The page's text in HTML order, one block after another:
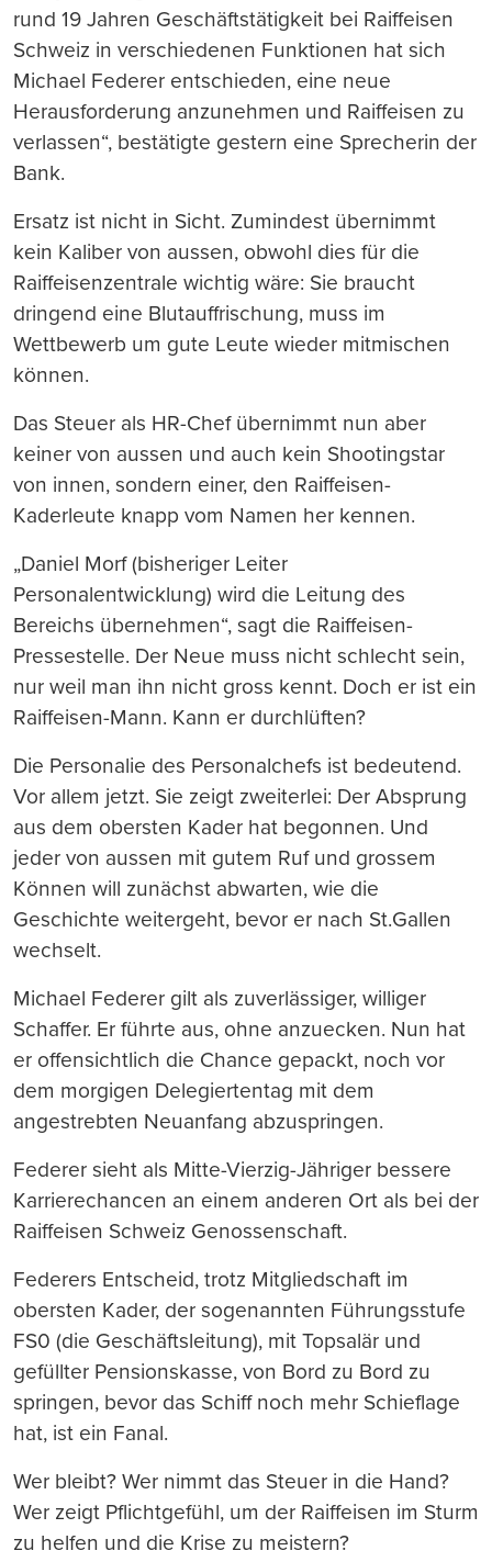
rund 19 Jahren Geschäftstätigkeit bei Raiffeisen
Schweiz in verschiedenen Funktionen hat sich
Michael Federer entschieden, eine neue
Herausforderung anzunehmen und Raiffeisen zu
verlassen“, bestätigte gestern eine Sprecherin der
Bank.
Ersatz ist nicht in Sicht. Zumindest übernimmt
kein Kaliber von aussen, obwohl dies für die
Raiffeisenzentrale wichtig wäre: Sie braucht
dringend eine Blutauffrischung, muss im
Wettbewerb um gute Leute wieder mitmischen
können.
Das Steuer als HR-Chef übernimmt nun aber
keiner von aussen und auch kein Shootingstar
von innen, sondern einer, den Raiffeisen-
Kaderleute knapp vom Namen her kennen.
„Daniel Morf (bisheriger Leiter
Personalentwicklung) wird die Leitung des
Bereichs übernehmen“, sagt die Raiffeisen-
Pressestelle. Der Neue muss nicht schlecht sein,
nur weil man ihn nicht gross kennt. Doch er ist ein
Raiffeisen-Mann. Kann er durchlüften?
Die Personalie des Personalchefs ist bedeutend.
Vor allem jetzt. Sie zeigt zweiterlei: Der Absprung
aus dem obersten Kader hat begonnen. Und
jeder von aussen mit gutem Ruf und grossem
Können will zunächst abwarten, wie die
Geschichte weitergeht, bevor er nach St.Gallen
wechselt.
Michael Federer gilt als zuverlässiger, williger
Schaffer. Er führte aus, ohne anzuecken. Nun hat
er offensichtlich die Chance gepackt, noch vor
dem morgigen Delegiertentag mit dem
angestrebten Neuanfang abzuspringen.
Federer sieht als Mitte-Vierzig-Jähriger bessere
Karrierechancen an einem anderen Ort als bei der
Raiffeisen Schweiz Genossenschaft.
Federers Entscheid, trotz Mitgliedschaft im
obersten Kader, der sogenannten Führungsstufe
FS0 (die Geschäftsleitung), mit Topsalär und
gefüllter Pensionskasse, von Bord zu Bord zu
springen, bevor das Schiff noch mehr Schieflage
hat, ist ein Fanal.
Wer bleibt? Wer nimmt das Steuer in die Hand?
Wer zeigt Pflichtgefühl, um der Raiffeisen im Sturm
zu helfen und die Krise zu meistern?